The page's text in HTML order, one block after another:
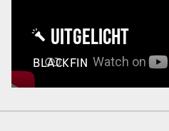
UITGELICHT
BLACKFIN